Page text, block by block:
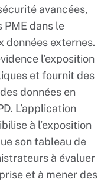
avancées,
dans le
données externes.
l’exposition
et fournit des
données en
L’application
à l’exposition
son tableau de
à évaluer
et à mener des